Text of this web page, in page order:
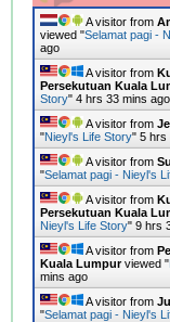
A visitor from
viewed "Selamat pagi -
ago
A visitor from
Persekutuan Kuala
Story"4 hrs 33 mins ago
A visitor from
"Nieyl's Life Story"5 hrs
A visitor from
"Selamat pagi - Nieyl's
A visitor from
Persekutuan Kuala
Nieyl's Life Story"9 hrs
A visitor from
Kuala Lumpurviewed "
mins ago
A visitor from
"Selamat pagi - Nieyl's